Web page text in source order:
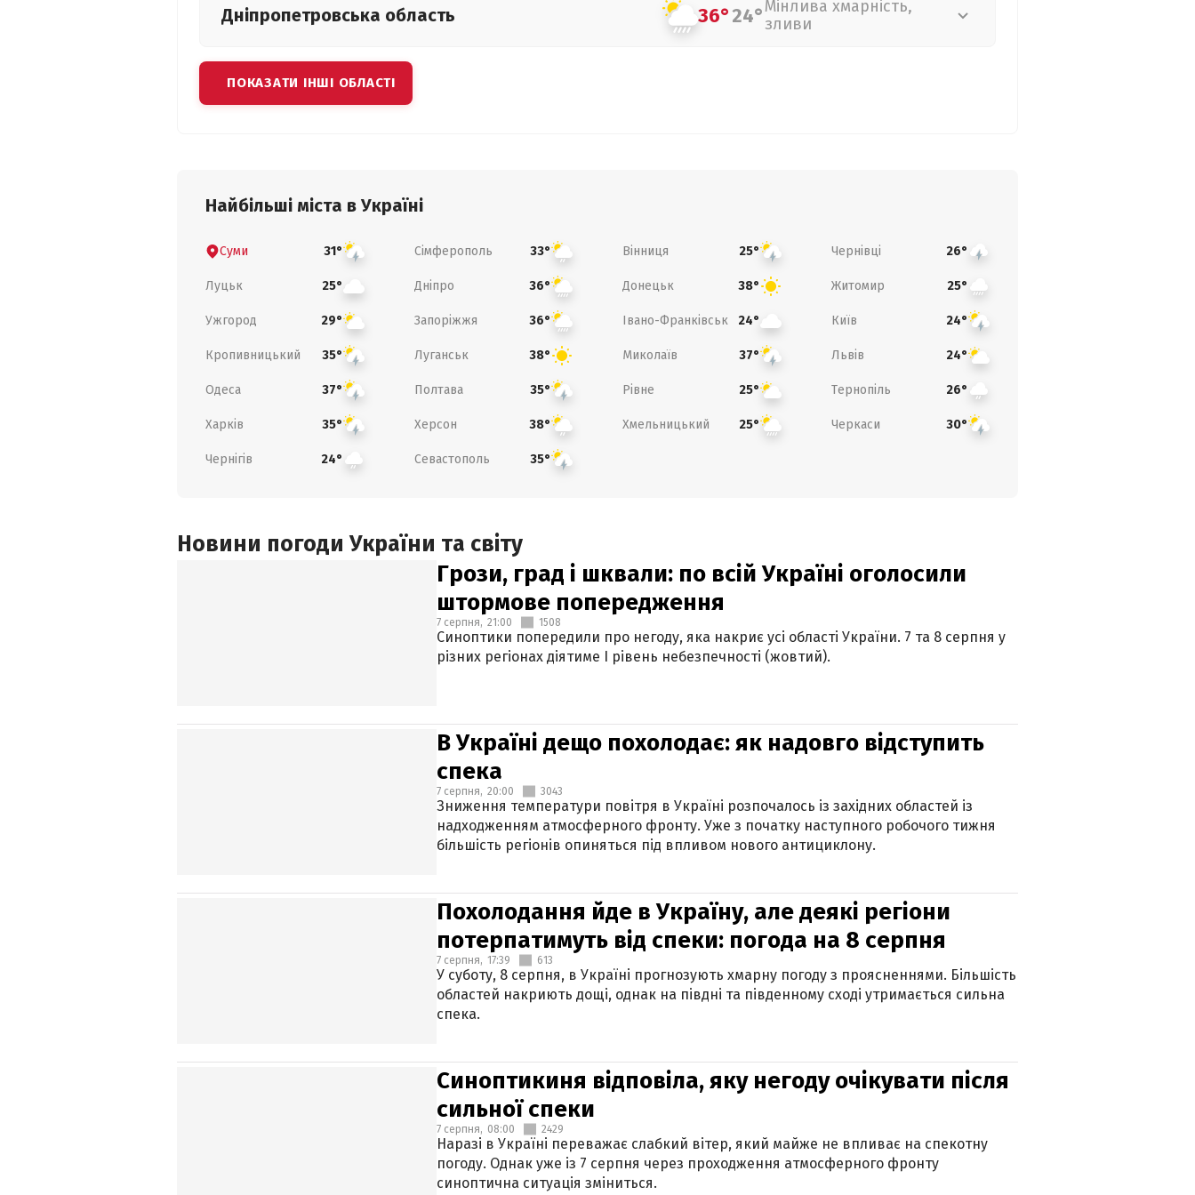
Дніпропетровська область 36°24°Мінлива хмарність,
зливи
ПОКАЗАТИ ІНШІ ОБЛАСТІ
Найбільші міста в Україні
Суми 31° Сімферополь 33° Вінниця 25° Чернівці 26°
Луцьк 25° Дніпро 36° Донецьк 38° Житомир 25°
Ужгород 29° Запоріжжя 36° Івано-Франківськ 24° Київ 24°
Кропивницький 35° Луганськ 38° Миколаїв 37° Львів 24°
Одеса 37° Полтава 35° Рівне 25° Тернопіль 26°
Харків 35° Херсон 38° Хмельницький 25° Черкаси 30°
Чернігів 24° Севастополь 35°
Новини погоди України та світу
Грози, град і шквали: по всій Україні оголосили
штормове попередження
7 серпня, 21:00 1508
Синоптики попередили про негоду, яка накриє усі області України. 7 та 8 серпня у
різних регіонах діятиме І рівень небезпечності (жовтий).
В Україні дещо похолодає: як надовго відступить
спека
7 серпня, 20:00 3043
Зниження температури повітря в Україні розпочалось із західних областей із
надходженням атмосферного фронту. Уже з початку наступного робочого тижня
більшість регіонів опиняться під впливом нового антициклону.
Похолодання йде в Україну, але деякі регіони
потерпатимуть від спеки: погода на 8 серпня
7 серпня, 17:39 613
У суботу, 8 серпня, в Україні прогнозують хмарну погоду з проясненнями. Більшість
областей накриють дощі, однак на півдні та південному сході утримається сильна
спека.
Синоптикиня відповіла, яку негоду очікувати після
сильної спеки
7 серпня, 08:00 2429
Наразі в Україні переважає слабкий вітер, який майже не впливає на спекотну
погоду. Однак уже із 7 серпня через проходження атмосферного фронту
синоптична ситуація зміниться.